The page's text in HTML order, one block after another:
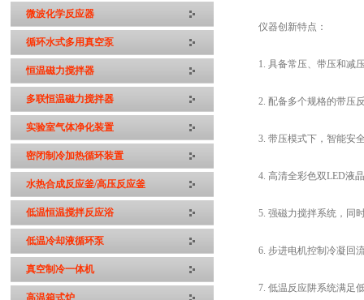
微波化学反应器
循环水式多用真空泵
恒温磁力搅拌器
多联恒温磁力搅拌器
实验室气体净化装置
密闭制冷加热循环装置
水热合成反应釜/高压反应釜
低温恒温搅拌反应浴
低温冷却液循环泵
真空制冷一体机
高温箱式炉
仪器创新特点：
1. 具备常压、带压和减
2. 配备多个规格的带压反
3. 带压模式下，智能安全
4. 高清全彩色双LED液晶
5. 强磁力搅拌系统，同时
6. 步进电机控制冷凝回流
7. 低温反应阱系统满足低